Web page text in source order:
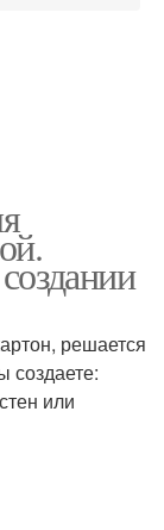
решается
создаете:
или